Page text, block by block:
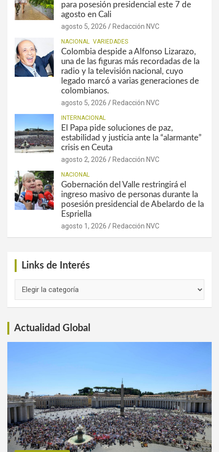
para posesión presidencial este 7 de
agosto en Cali
agosto 5, 2026 Redacción NVC
NACIONAL VARIEDADES
Colombia despide a Alfonso Lizarazo,
una de las figuras más recordadas de la
radio y la televisión nacional, cuyo
legado marcó a varias generaciones de
colombianos.
agosto 5, 2026 Redacción NVC
INTERNACIONAL
El Papa pide soluciones de paz,
estabilidad y justicia ante la “alarmante”
crisis en Ceuta
agosto 2, 2026 Redacción NVC
NACIONAL
Gobernación del Valle restringirá el
ingreso masivo de personas durante la
posesión presidencial de Abelardo de la
Espriella
agosto 1, 2026 Redacción NVC
Links de Interés
Actualidad Global